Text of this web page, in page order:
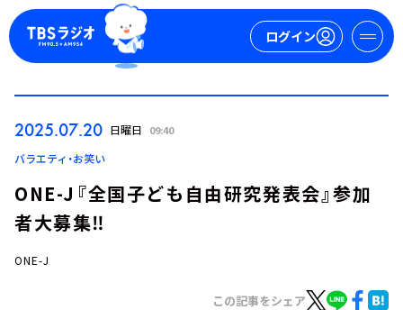
ログイン
ログイン
2025.07.20 日曜日 09:40
バラエティ・お笑い
ONE-J『全国子ども自由研究発表会』参加
者大募集‼
ONE-J
この記事をシェア